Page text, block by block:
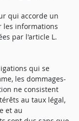
qui accorde un
les informations
par l'article L.
qui se
les dommages-
ne consistent
au taux légal,
et au